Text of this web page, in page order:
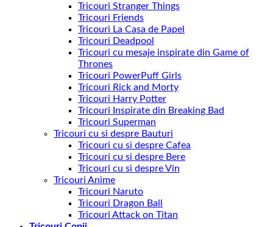
Tricouri Stranger Things
Tricouri Friends
Tricouri La Casa de Papel
Tricouri Deadpool
Tricouri cu mesaje inspirate din Game of
Thrones
Tricouri PowerPuff Girls
Tricouri Rick and Morty
Tricouri Harry Potter
Tricouri Inspirate din Breaking Bad
Tricouri Superman
Tricouri cu si despre Bauturi
Tricouri cu si despre Cafea
Tricouri cu si despre Bere
Tricouri cu si despre Vin
Tricouri Anime
Tricouri Naruto
Tricouri Dragon Ball
Tricouri Attack on Titan